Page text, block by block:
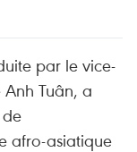
par le vice-
Tuân, a
afro-asiatique